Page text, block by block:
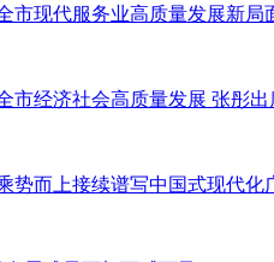
市现代服务业高质量发展新局
市经济社会高质量发展 张彤
而上接续谱写中国式现代